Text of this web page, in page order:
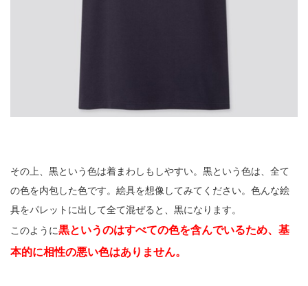
その上、黒という色は着まわしもしやすい。黒という色は、全て
の色を内包した色です。絵具を想像してみてください。色んな絵
具をパレットに出して全て混ぜると、黒になります。
このように黒というのはすべての色を含んでいるため、基
本的に相性の悪い色はありません。